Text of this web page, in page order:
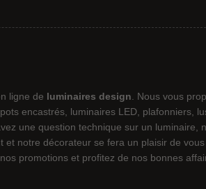
ligne de luminaires design . Nous vous
encastrés, luminaires LED, plafonniers,
une question technique sur un
notre décorateur se fera un plaisir de
promotions et profitez de nos bonnes